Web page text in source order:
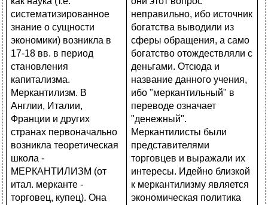
неправильно, ибо источник
богатства выводили из
сферы обращения, а само
богатство отождествляли с
деньгами. Отсюда и
название данного учения,
ибо "меркантильный" в
переводе означает
"денежный".
Меркантилисты были
представителями
торговцев и выражали их
интересы. Идейно близкой
к меркантилизму является
экономическая политика